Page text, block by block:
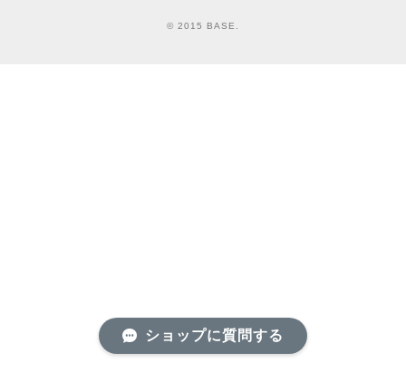
© 2015 BASE.
ショップに質問する